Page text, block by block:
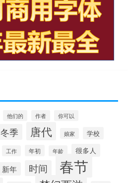
他们的 作者 你可以
冬季 唐代 娘家 学校
工作 年初 年龄 很多人
新年 时间 春节